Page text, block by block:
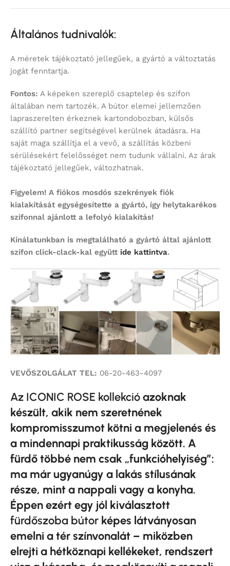
Általános tudnivalók:
A méretek tájékoztató jellegűek, a gyártó a változtatás
jogát fenntartja.
Fontos: A képeken szereplő csaptelep és szifon
általában nem tartozék. A bútor elemei jellemzően
lapraszerelten érkeznek kartondobozban, külsős
szállító partner segítségével kerülnek átadásra. Ha
saját maga szállítja el a vevő, a szállítás közbeni
sérülésekért felelősséget nem tudunk vállalni. Az árak
tájékoztató jellegűek, változhatnak.
Figyelem! A fiókos mosdós szekrények fiók
kialakítását egységesítette a gyártó, így helytakarékos
szifonnal ajánlott a lefolyó kialakítás!
Kínálatunkban is megtalálható a gyártó által ajánlott
szifon click-clack-kal együtt ide kattintva.
VEVŐSZOLGÁLAT TEL: 06-20-463-4097
Az ICONIC ROSE kollekcióazoknak
készült, akik nem szeretnének
kompromisszumot kötni a megjelenés és
a mindennapi praktikusság között. A
fürdő többé nem csak „funkcióhelyiség”:
ma már ugyanúgy a lakás stílusának
része, mint a nappali vagy a konyha.
Éppen ezért egy jól kiválasztott
fürdőszoba bútor képes látványosan
emelni a tér színvonalát – miközben
elrejti a hétköznapi kellékeket, rendszert